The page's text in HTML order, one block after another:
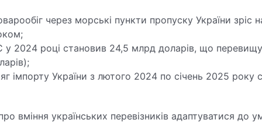
через морські пункти пропуску України зріс
у 2024 році становив 24,5 млрд доларів, що
імпорту України з лютого 2024 по січень 2025 року
вміння українських перевізників адаптуватися до